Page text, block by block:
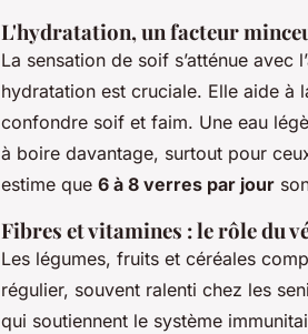
L'hydratation, un facteur
La sensation de soif s’atténue
hydratation est cruciale. Elle aide à
confondre soif et faim. Une eau
à boire davantage, surtout pour
estime que 6 à 8 verres par jour
Fibres et vitamines : le rôle du
Les légumes, fruits et céréales
régulier, souvent ralenti chez les
qui soutiennent le système